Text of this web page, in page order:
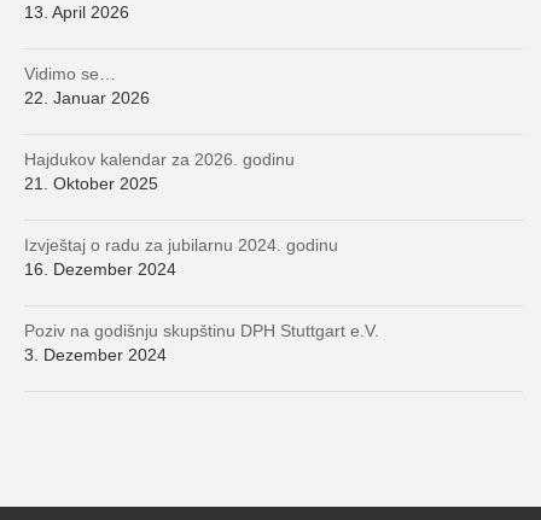
13. April 2026
Vidimo se…
22. Januar 2026
Hajdukov kalendar za 2026. godinu
21. Oktober 2025
Izvještaj o radu za jubilarnu 2024. godinu
16. Dezember 2024
Poziv na godišnju skupštinu DPH Stuttgart e.V.
3. Dezember 2024